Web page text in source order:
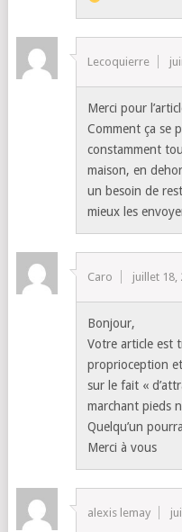
Lecoquierre
Merci pour
Comment ça se
constamment
maison, en
un besoin de
mieux les
Caro juillet 18,
Bonjour,
Votre article est
proprioception
sur le fait «
marchant pieds
Quelqu’un
Merci à vous
alexis lemay